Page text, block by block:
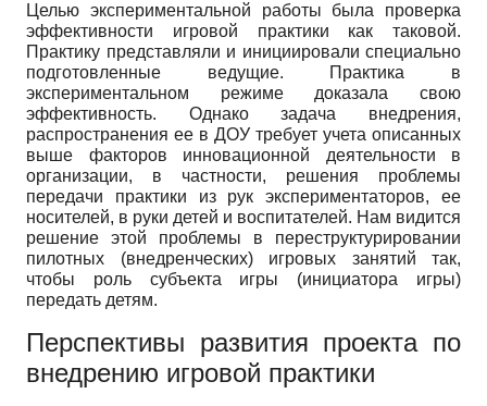
Целью экспериментальной работы была проверка
эффективности игровой практики как таковой.
Практику представляли и инициировали специально
подготовленные ведущие. Практика в
экспериментальном режиме доказала свою
эффективность. Однако задача внедрения,
распространения ее в ДОУ требует учета описанных
выше факторов инновационной деятельности в
организации, в частности, решения проблемы
передачи практики из рук экспериментаторов, ее
носителей, в руки детей и воспитателей. Нам видится
решение этой проблемы в переструктурировании
пилотных (внедренческих) игровых занятий так,
чтобы роль субъекта игры (инициатора игры)
передать детям.
Перспективы развития проекта по
внедрению игровой практики